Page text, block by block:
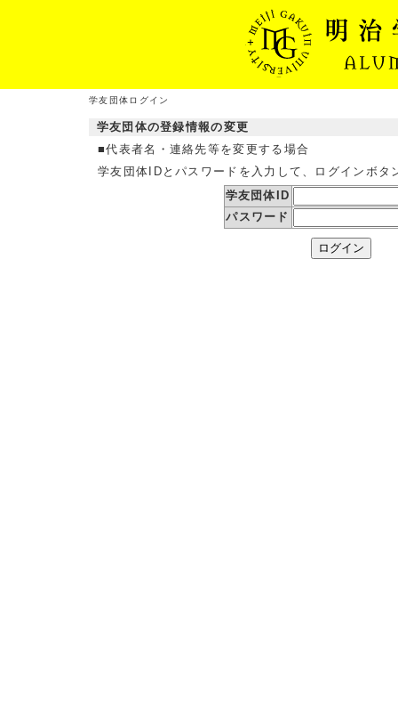
学友団体ログイン
学友団体の登録情報の変更
■代表者名・連絡先等を変更する場合
学友団体IDとパスワードを入力して、ログインボタ
学友団体ID
パスワード